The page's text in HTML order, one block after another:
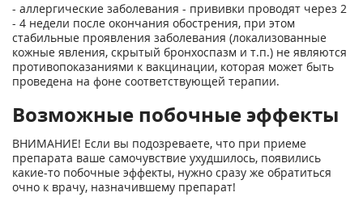
- аллергические заболевания - прививки проводят через 2
- 4 недели после окончания обострения, при этом
стабильные проявления заболевания (локализованные
кожные явления, скрытый бронхоспазм и т.п.) не являются
противопоказаниями к вакцинации, которая может быть
проведена на фоне соответствующей терапии.
Возможные побочные эффекты
ВНИМАНИЕ! Если вы подозреваете, что при приеме
препарата ваше самочувствие ухудшилось, появились
какие-то побочные эффекты, нужно сразу же обратиться
очно к врачу, назначившему препарат!